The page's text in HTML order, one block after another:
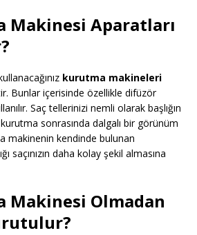
Makinesi Aparatları
kurutma makineleri
Bunlar içerisinde özellikle difüzör
Saç tellerinizi nemli olarak başlığın
sonrasında dalgalı bir görünüm
makinenin kendinde bulunan
saçınızın daha kolay şekil almasına
Makinesi Olmadan